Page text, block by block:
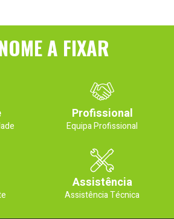
A FIXAR
Profissional
Equipa Profissional
Assistência
Assistência Técnica